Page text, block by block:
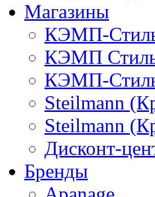
Магазины
КЭМП-
КЭМП
КЭМП-
Steilmann
Steilmann
Дисконт-
Бренды